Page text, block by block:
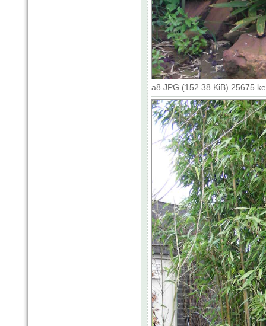
a8.JPG (152.38 KiB) 25675